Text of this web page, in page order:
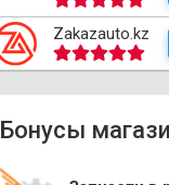
Zakazauto.kz
Бонусы